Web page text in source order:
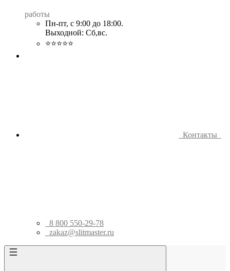
работы
Пн-пт, с 9:00 до 18:00.
Выходной: Сб,вс.
⭐⭐⭐⭐⭐
Контакты
8 800 550-29-78
zakaz@slitmaster.ru